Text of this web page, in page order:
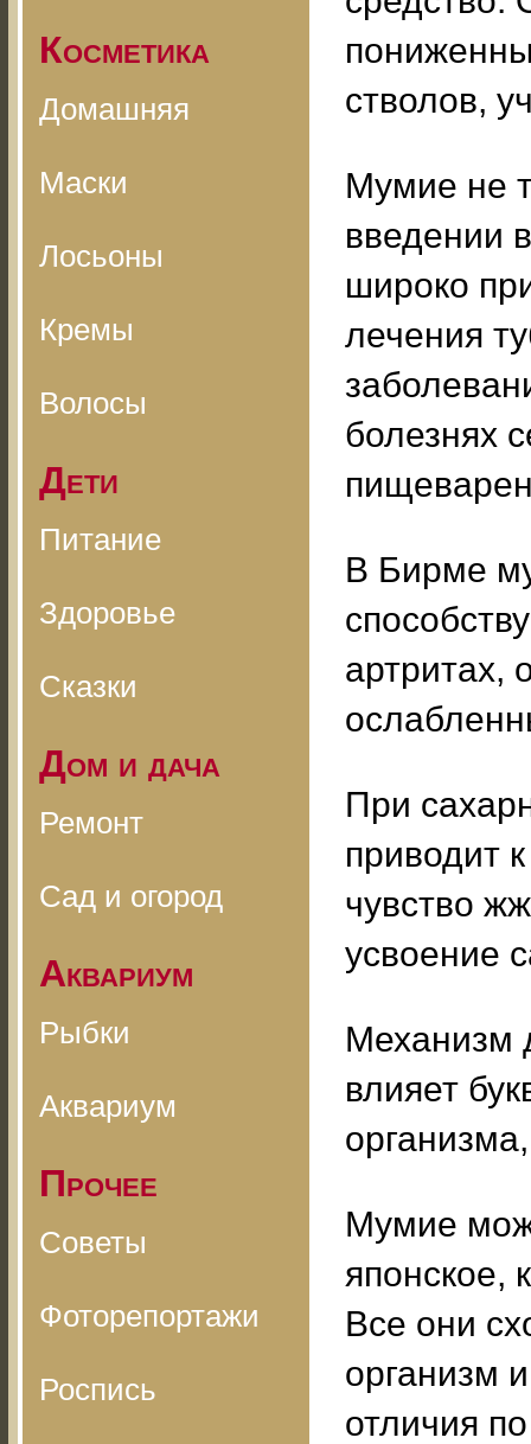
Косметика
Домашняя
Маски
Лосьоны
Кремы
Волосы
Дети
Питание
Здоровье
Сказки
Дом и дача
Ремонт
Сад и огород
Аквариум
Рыбки
Аквариум
Прочее
Советы
Фоторепортажи
Роспись
стволов,
Мумие не
введении
широко
лечения
болезнях
В Бирме
артритах,
При
приводит
чувство
усвоение
Механизм
влияет
Мумие
японское,
Все они
организм
отличия